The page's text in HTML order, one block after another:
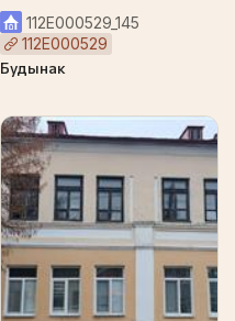
112Е000529_145
112Е000529
Будынак